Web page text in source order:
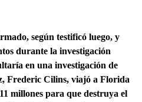
según testificó luego, y
durante la investigación
en una investigación de
Frederic Cilins, viajó a Florida
millones para que destruya el